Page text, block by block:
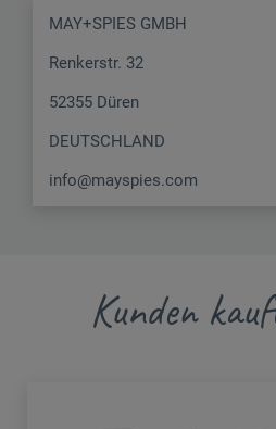
MAY+SPIES GMBH
Renkerstr. 32
52355 Düren
DEUTSCHLAND
info@mayspies.com
Kunden